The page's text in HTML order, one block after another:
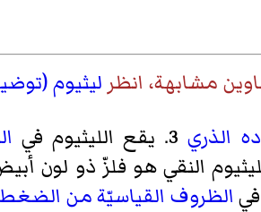
مشابهة، انظر ليثيوم
الذري
النقي هو فلزّ ذو لون
الظروف القياسيّة من الضغط